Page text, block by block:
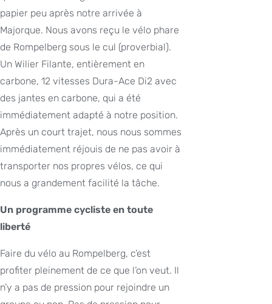
papier peu après notre arrivée à
Majorque. Nous avons reçu le vélo phare
de Rompelberg sous le cul (proverbial).
Un Wilier Filante, entièrement en
carbone, 12 vitesses Dura-Ace Di2 avec
des jantes en carbone, qui a été
immédiatement adapté à notre position.
Après un court trajet, nous nous sommes
immédiatement réjouis de ne pas avoir à
transporter nos propres vélos, ce qui
nous a grandement facilité la tâche.
Un programme cycliste en toute
liberté
Faire du vélo au Rompelberg, c’est
profiter pleinement de ce que l’on veut. Il
n’y a pas de pression pour rejoindre un